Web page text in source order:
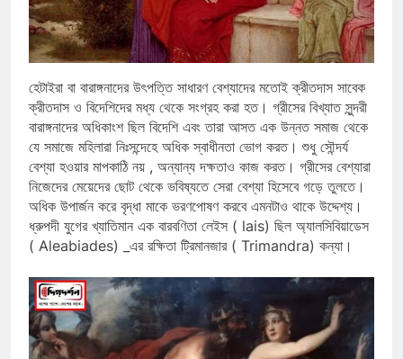
হেটাইরা বা বারাঙ্গনাদের উৎপত্তি সাধারণ বেশ্যাদের মতোই ক্রীতদাস সাবেক
ক্রীতদাস ও বিদেশিদের মধ্য থেকে সংগ্রহ করা হত। গ্রীসের বিখ্যাত সুন্দরী
বারাঙ্গনাদের অধিকাংশ ছিল বিদেশি এবং তারা আসত এক উন্নত সমাজ থেকে
যে সমাজে মহিলারা নিঃসন্দেহে অধিক স্বাধীনতা ভোগ করত। শুধু সৌন্দর্য
বেশ্যা হওয়ার মাপকাঠি নয় , অন্যান্য দক্ষতাও কাজ করত। গ্রীসের বেশ্যারা
নিজেদের মেয়েদের ছোট থেকে ভবিষ্যতে সেরা বেশ্যা হিসেবে গড়ে তুলতে।
অধিক উপার্জন করে বৃদ্ধা মাকে ভরণপোষণ করবে এমনটাও থাকে উদ্দেশ্য।
ধ্রুপদী যুগের খ্যাতিমান এক বারবণিতা লেইস ( lais) ছিল অ্যালসিবিয়াডেস
( Aleabiades) _এর রক্ষিতা ট্রিমানজার ( Trimandra) কন্যা।